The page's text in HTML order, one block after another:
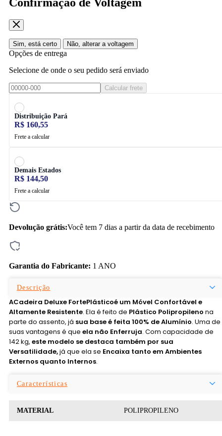
Sim, está certo Não, alterar a voltagem
Opções de entrega
Selecione de onde o seu pedido será enviado
Calcular frete
Distribuição Pará
R$ 160,55
Frete a calcular
Demais Estados
R$ 144,50
Frete a calcular
Devolução grátis:Você tem 7 dias a partir da data de recebimento
Garantia do Fabricante: 1 ANO
Descrição
ACadeira Deluxe FortePlásticoé um Móvel Confortável e
Altamente Resistente. Ela é feito de Plástico Polipropileno na
parte do assento, já sua base é feita 100% de Alumínio. Uma de
suas vantagens é que ela não Enferruja. Com capacidade de
142 kg, este modelo se destaca também por sua
Versatilidade,já que ela se Encaixa tanto em Ambientes
Externos quanto Internos.
Características
MATERIAL POLIPROPILENO